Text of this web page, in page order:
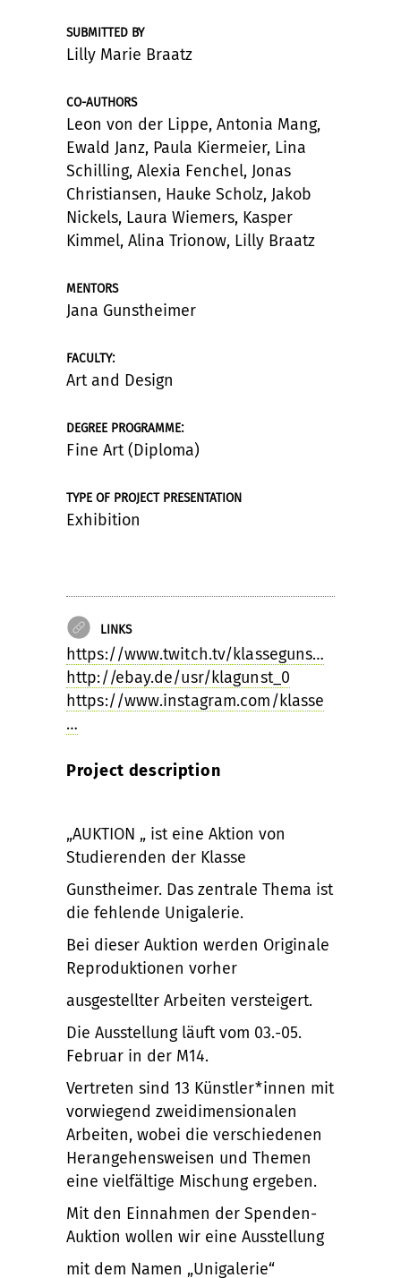
SUBMITTED BY
Lilly Marie Braatz
CO-AUTHORS
Leon von der Lippe, Antonia Mang,
Ewald Janz, Paula Kiermeier, Lina
Schilling, Alexia Fenchel, Jonas
Christiansen, Hauke Scholz, Jakob
Nickels, Laura Wiemers, Kasper
Kimmel, Alina Trionow, Lilly Braatz
MENTORS
Jana Gunstheimer
FACULTY:
Art and Design
DEGREE PROGRAMME:
Fine Art (Diploma)
TYPE OF PROJECT PRESENTATION
Exhibition
LINKS
https://www.twitch.tv/klasseguns…
http://ebay.de/usr/klagunst_0
https://www.instagram.com/klasse
…
Project description
„AUKTION „ ist eine Aktion von
Studierenden der Klasse
Gunstheimer. Das zentrale Thema ist
die fehlende Unigalerie.
Bei dieser Auktion werden Originale
Reproduktionen vorher
ausgestellter Arbeiten versteigert.
Die Ausstellung läuft vom 03.-05.
Februar in der M14.
Vertreten sind 13 Künstler*innen mit
vorwiegend zweidimensionalen
Arbeiten, wobei die verschiedenen
Herangehensweisen und Themen
eine vielfältige Mischung ergeben.
Mit den Einnahmen der Spenden-
Auktion wollen wir eine Ausstellung
mit dem Namen „Unigalerie“